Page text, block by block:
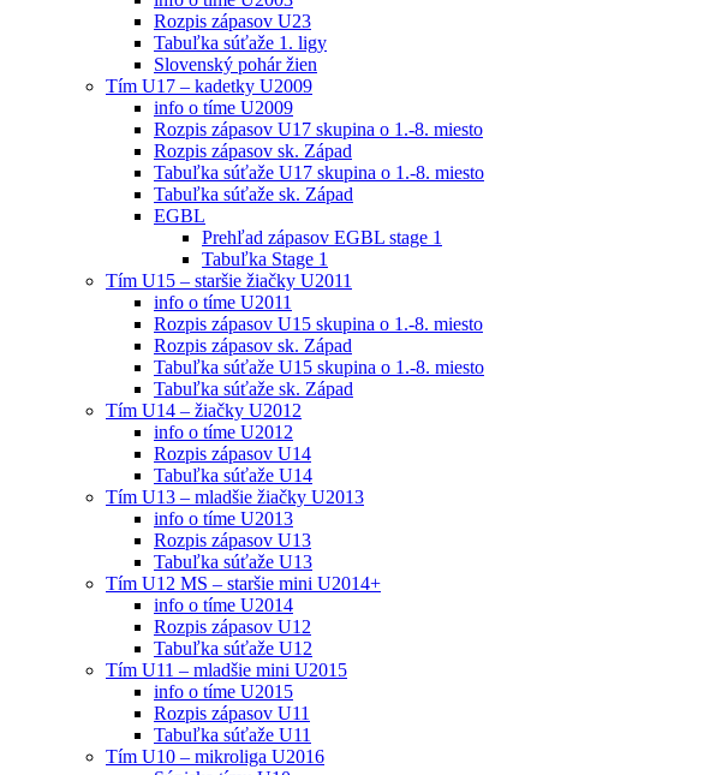
Rozpis zápasov U23
Tabuľka súťaže 1. ligy
Slovenský pohár žien
Tím U17 – kadetky U2009
info o tíme U2009
Rozpis zápasov U17 skupina o 1.-8. miesto
Rozpis zápasov sk. Západ
Tabuľka súťaže U17 skupina o 1.-8. miesto
Tabuľka súťaže sk. Západ
EGBL
Prehľad zápasov EGBL stage 1
Tabuľka Stage 1
Tím U15 – staršie žiačky U2011
info o tíme U2011
Rozpis zápasov U15 skupina o 1.-8. miesto
Rozpis zápasov sk. Západ
Tabuľka súťaže U15 skupina o 1.-8. miesto
Tabuľka súťaže sk. Západ
Tím U14 – žiačky U2012
info o tíme U2012
Rozpis zápasov U14
Tabuľka súťaže U14
Tím U13 – mladšie žiačky U2013
info o tíme U2013
Rozpis zápasov U13
Tabuľka súťaže U13
Tím U12 MS – staršie mini U2014+
info o tíme U2014
Rozpis zápasov U12
Tabuľka súťaže U12
Tím U11 – mladšie mini U2015
info o tíme U2015
Rozpis zápasov U11
Tabuľka súťaže U11
Tím U10 – mikroliga U2016